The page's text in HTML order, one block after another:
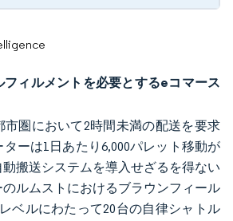
ィルメントを必要とするeコマース
市圏において2時間未満の配送を要求
ーは1日あたり6,000パレット移動が
搬送システムを導入せざるを得ない
ルムストにおけるブラウンフィール
ベルにわたって20台の自律シャトル